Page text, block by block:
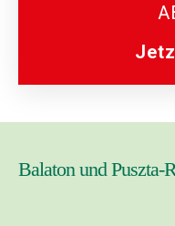
Balaton und Puszta-